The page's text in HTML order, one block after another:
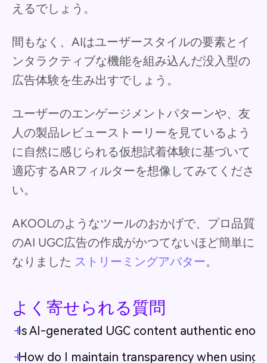
えるでしょう。
間もなく、AIはユーザースタイルの要素とイ
ンタラクティブな機能を組み込んだ没入型の
広告体験を生み出すでしょう。
ユーザーのエンゲージメントパターンや、友
人の製品レビューストーリーを見ているよう
に自然に感じられる仮想試着体験に基づいて
適応するARフィルターを想像してみてくださ
い。
AKOOLのようなツールのおかげで、プロ品質
のAI UGC広告の作成がかつてないほど簡単に
なりました ストリーミングアバター。
よく寄せられる質問
Is AI-generated UGC content authentic
How do I maintain transparency when using